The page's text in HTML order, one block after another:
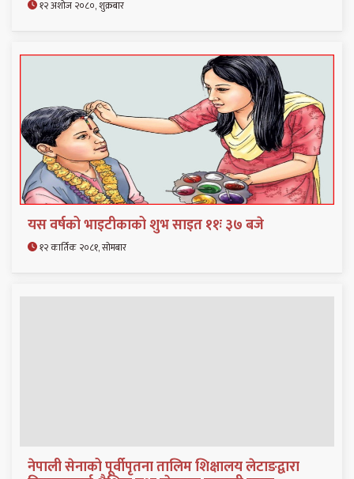
१२ अशोज २०८०, शुक्रबार
यस वर्षको भाइटीकाको शुभ साइत ११ः ३७ बजे
१२ कार्तिक २०८१, सोमबार
नेपाली सेनाको पूर्वीपृतना तालिम शिक्षालय लेटाङद्वारा